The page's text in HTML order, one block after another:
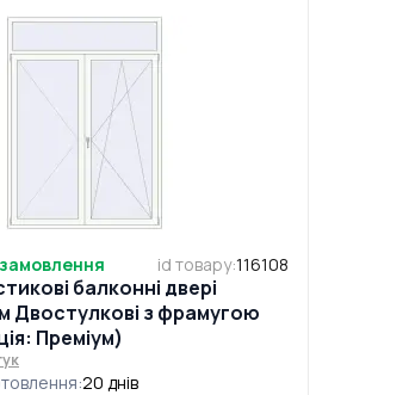
id товару:116108
балконні двері
Двостулкові з фрамугою
Преміум)
:20 днів